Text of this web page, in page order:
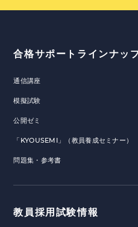
合格サポートラインナッ
通信講座
模擬試験
公開ゼミ
「KYOUSEMI」（教員養成セミナー）
問題集・参考書
教員採用試験情報